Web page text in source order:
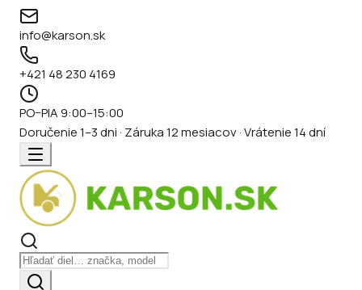
info@karson.sk
+421 48 230 4169
PO–PIA 9:00–15:00
Doručenie 1–3 dni · Záruka 12 mesiacov · Vrátenie 14 dní